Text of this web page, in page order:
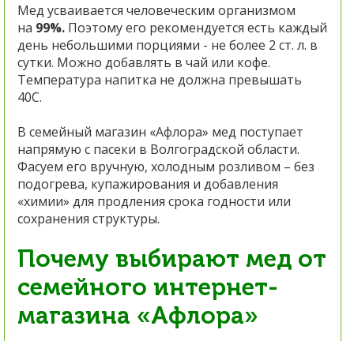
Мед усваивается человеческим организмом
на 99%. Поэтому его рекомендуется есть каждый
день небольшими порциями - не более 2 ст. л. в
сутки. Можно добавлять в чай или кофе.
Температура напитка не должна превышать
40С.
В семейный магазин «Афлора» мед поступает
напрямую с пасеки в Волгоградской области.
Фасуем его вручную, холодным розливом – без
подогрева, купажирования и добавления
«химии» для продления срока годности или
сохранения структуры.
Почему выбирают мед от
семейного интернет-
магазина «Афлора»